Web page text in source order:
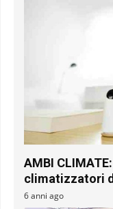
AMBI
climatizzatori
6 anni ago